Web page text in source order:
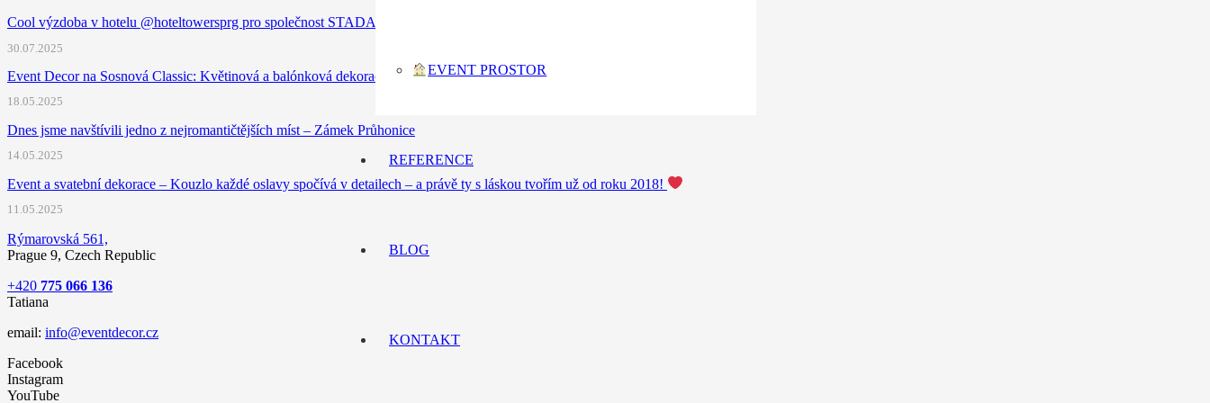
EVENT PROSTOR
REFERENCE
BLOG
KONTAKT
Cool výzdoba v hotelu @hoteltowersprg pro společnost STADA
30.07.2025
Event Decor na Sosnová Classic: Květinová a balónková dekorace pro svátek motorsportu
18.05.2025
Dnes jsme navštívili jedno z nejromantičtějších míst – Zámek Průhonice
14.05.2025
Event a svatební dekorace – Kouzlo každé oslavy spočívá v detailech – a právě ty s láskou tvořím už od roku 2018!
11.05.2025
Rýmarovská 561,
Prague 9, Czech Republic
+420 775 066 136
Tatiana
email: info@eventdecor.cz
Facebook
Instagram
YouTube